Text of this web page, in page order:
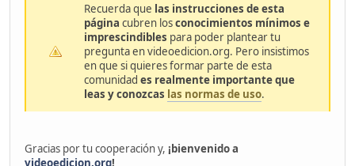
Recuerda que las instrucciones de esta
página cubren losconocimientos mínimos e
imprescindibles para poder plantear tu
pregunta en videoedicion.org. Pero insistimos
en que si quieres formar parte de esta
comunidades realmente importante que
leas y conozcas las normas de uso.
Gracias por tu cooperación y, ¡bienvenido a
videoedicion.org!